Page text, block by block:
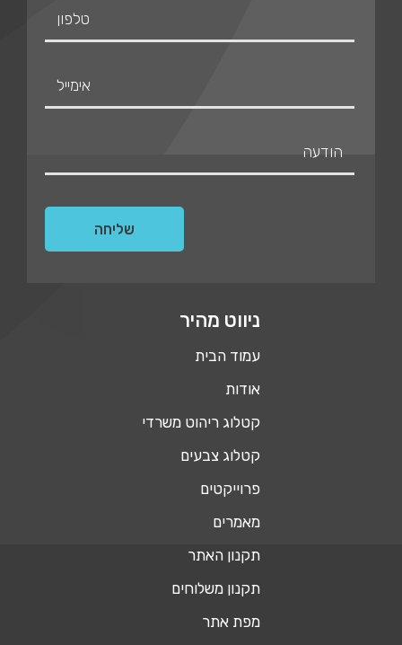
ניווט מהיר
עמוד הבית
אודות
קטלוג ריהוט משרדי
קטלוג צבעים
פרוייקטים
מאמרים
תקנון האתר
תקנון משלוחים
מפת אתר